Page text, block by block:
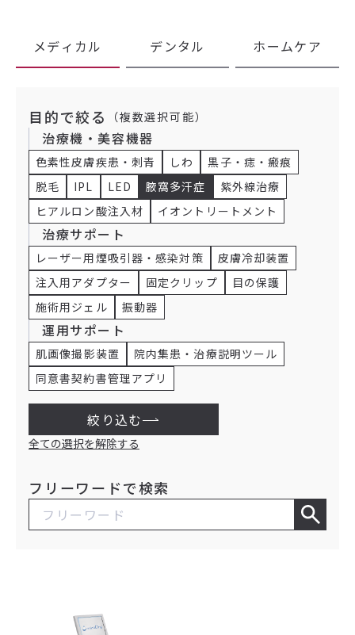
メディカル デンタル ホームケア
目的で絞る （複数選択可能）
治療機・美容機器
色素性皮膚疾患・刺青 しわ
黒子・痣・瘢痕
脱毛
IPL LED 腋窩多汗症
紫外線治療
ヒアルロン酸注入材
イオントリートメント
治療サポート
レーザー用煙吸引器・感染対策
皮膚冷却装置
注入用アダプター
固定クリップ
目の保護
施術用ジェル
振動器
運用サポート
肌画像撮影装置
院内集患・治療説明ツール
同意書契約書管理アプリ
絞り込む
全ての選択を解除する
フリーワードで検索